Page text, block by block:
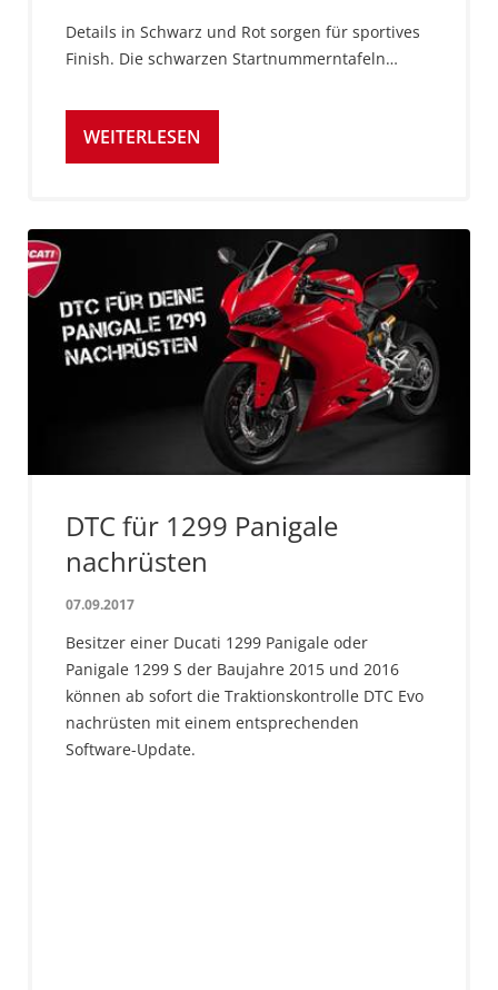
Details in Schwarz und Rot sorgen für sportives
Finish. Die schwarzen Startnummerntafeln…
WEITERLESEN
DTC für 1299 Panigale
nachrüsten
07.09.2017
Besitzer einer Ducati 1299 Panigale oder
Panigale 1299 S der Baujahre 2015 und 2016
können ab sofort die Traktionskontrolle DTC Evo
nachrüsten mit einem entsprechenden
Software-Update.